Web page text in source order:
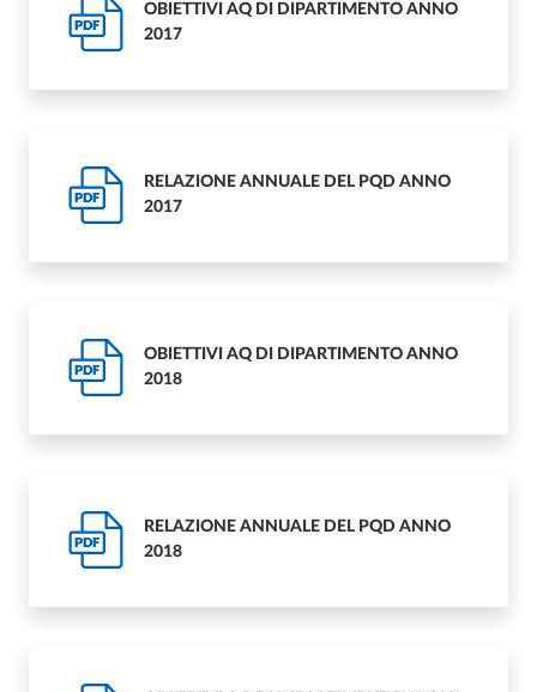
PDF
OBIETTIVI AQ DI DIPARTIMENTO ANNO
2017
PDF
RELAZIONE ANNUALE DEL PQD ANNO
2017
PDF
OBIETTIVI AQ DI DIPARTIMENTO ANNO
2018
PDF
RELAZIONE ANNUALE DEL PQD ANNO
2018